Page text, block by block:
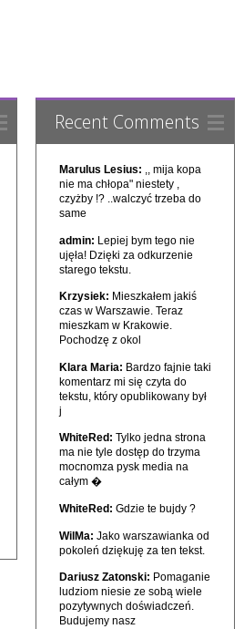
Recent Comments
Marulus Lesius: ,, mija kopa
nie ma chłopa" niestety ,
czyżby !? ..walczyć trzeba do
same
admin: Lepiej bym tego nie
ujęła! Dzięki za odkurzenie
starego tekstu.
Krzysiek: Mieszkałem jakiś
czas w Warszawie. Teraz
mieszkam w Krakowie.
Pochodzę z okol
Klara Maria: Bardzo fajnie taki
komentarz mi się czyta do
tekstu, który opublikowany był
j
WhiteRed: Tylko jedna strona
ma nie tyle dostęp do trzyma
mocnomza pysk media na
całym �
WhiteRed: Gdzie te bujdy ?
WilMa: Jako warszawianka od
pokoleń dziękuję za ten tekst.
Dariusz Zatonski: Pomaganie
ludziom niesie ze sobą wiele
pozytywnych doświadczeń.
Budujemy nasz